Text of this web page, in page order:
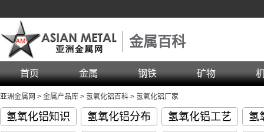
金属百科
首页 金属 钢铁 矿物
亚洲金属网 > 金属产品库 > 氢氧化铝百科 > 氢氧化铝厂家
氢氧化铝知识 氢氧化铝分布 氢氧化铝工艺
氢